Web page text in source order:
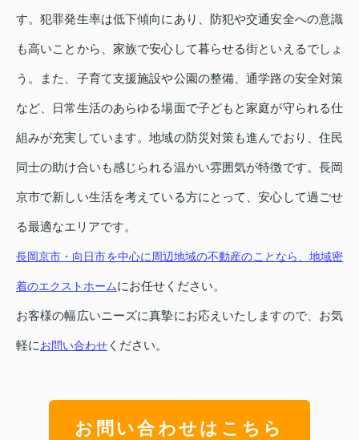
す。犯罪発生率は低下傾向にあり、防犯や交通安全への意識
も高いことから、家族で安心して暮らせる街といえるでしょ
う。また、子育て支援施設や公園の整備、通学路の安全対策
など、日常生活のあらゆる場面で子どもと家庭が守られる仕
組みが充実しています。地域の防災対策も進んでおり、住民
同士の助け合いも感じられる温かい雰囲気が特徴です。長岡
京市で新しい生活を考えている方にとって、安心して過ごせ
る最適なエリアです。
長岡京市・向日市を中心に周辺地域の不動産のことなら、地域密
着のエクストホームにお任せください。
お客様の幅広いニーズに真摯にお応えいたしますので、お気
軽にお問い合わせ ください。
お問い合わせはこちら